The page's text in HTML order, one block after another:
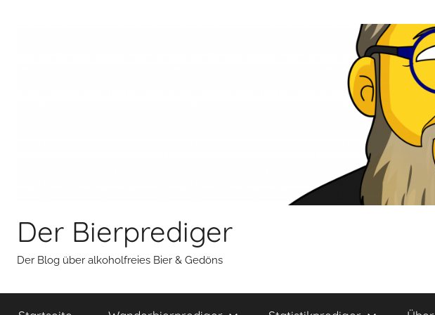
Der Bierprediger
Der Blog über alkoholfreies Bier & Gedöns